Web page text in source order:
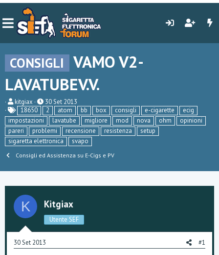
CONSIGLI
VAMO V2-
LAVATUBEV.V.
C
r
e
a
t
o
r
e
i
c
s
s
n
e
kitgiax
D
a
t
a
d
i
i
n
z
o
30 Set 2013
18650
2 atom bb box consigli e-cigarette
ecig
impostazioni
lavatube migliore mod nova ohm
opinioni
pareri
problemi recensione resistenza
setup
sigaretta elettronica
svapo
Consigli ed Assistenza su E-Cigs e PV
K Kitgiax
Utente SEF
30 Set 2013 #1